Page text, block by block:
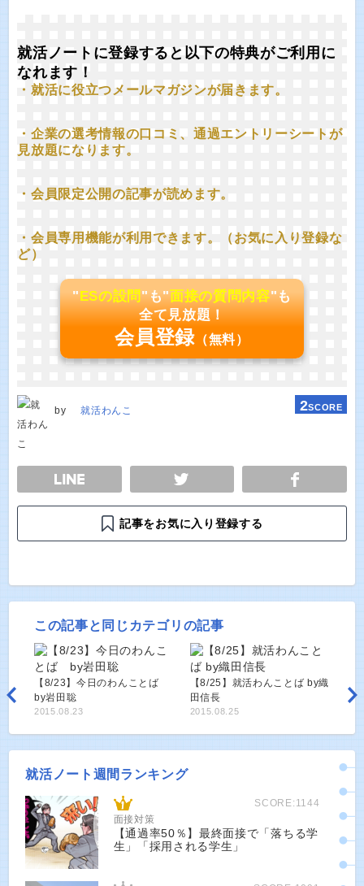
就活ノートに登録すると以下の特典がご利用に
なれます！
・就活に役立つメールマガジンが届きます。
・企業の選考情報の口コミ、通過エントリーシートが
見放題になります。
・会員限定公開の記事が読めます。
・会員専用機能が利用できます。（お気に入り登録な
ど）
"ESの設問"も"面接の質問内容"も
全て見放題！
会員登録 （無料）
by 就活わんこ 2SCORE
TWEET
記事をお気に入り登録する
この記事と同じカテゴリの記事
【8/23】今日のわんことば
by岩田聡
2015.08.23
【8/25】就活わんことば by織
田信長
2015.08.25
就活ノート週間ランキング
SCORE:1144
面接対策
【通過率50％】最終面接で「落ちる学
生」「採用される学生」